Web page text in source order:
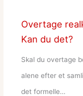
Overtage
Kan du det?
Skal du overtage
alene efter et
det formelle…